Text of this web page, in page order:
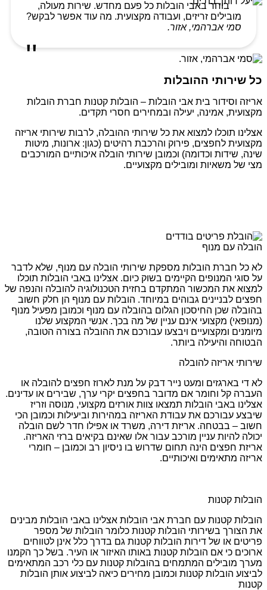
בוחר באבי הובלות כל פעם מחדש. שירות מעולה,
מובילים זריזים, ועבודה מקצועית. מה עוד אפשר לבקש?
סמי אברהמי, אזור.
כל שירותי ההובלות
אריזה וסידור בית אבי הובלות – הובלות קטנות חברת הובלות
מקצועית, אמינה, יעילה ובמחירים חסרי תקדים.
אצלינו תוכלו למצוא את כל שירותי ההובלה, לרבות שירותי אריזה
מקצועית לחפצים, פירוק והרכבת רהיטים (כגון: ארונות, מיטות
שינה, שידות וכדומה) וכמובן שירותי הובלה איכותיים המורכבים
מצי של משאיות ומובילים מקצועיים.
הובלה עם מנוף
לא כל חברת הובלות מספקת שירותי הובלה עם מנוף, שלא לדבר
על סוגי המנופים הקיימים בשוק כיום. אצלינו באבי הובלות תוכלו
למצוא את המכשור המתקדם בחזית הטכנולוגיה להובלה והנפה של
חפצים לבניינים גבוהים במיוחד. הובלות עם מנוף הן חלק חשוב
בהובלה שכן החיסכון הגלום בהובלה עם מנוף וכמובן מפעיל מנוף
(מנופאי) מקצועי אינם עניין של מה בכך. אנשי המקצוע שלנו
מיומנים ומקצועיים ויבצעו עבורכם את ההובלה בצורה הטובה,
הבטוחה והיעילה ביותר.
שירותי אריזה להובלה
לא די בארגזים ומעט נייר דבק על מנת לארוז חפצים להובלה או
העברה קל וחומר אם מדובר בחפצים יקרי ערך, שבירים או עדינים.
אצלינו באבי הובלות תמצאו צוות אורזים מקצועי, מנוסה וזריז
שיבצע עבורכם את עבודת האריזה במהירות וביעילות וכמובן הכי
חשוב – בבטחה. אריזת דירה, משרד או אפילו חדר לשם הובלה
יכולה להיות עניין מורכב עבור אלו שאינם בקיאים ברזי האריזה.
אריזת חפצים הינה תחום שדרוש בו ניסיון רב וכמובן – חומרי
אריזה מתאימים ואיכותיים.
הובלות קטנות
הובלות קטנות עם חברת אבי הובלות אצלינו באבי הובלות מבינים
את הצורך בשירותי הובלות קטנות כלומר הובלות של מספר
פריטים או של דירות הובלות קטנות גם בדרך כלל אינן לטווחים
ארוכים כי אם הובלות קטנות באותו האיזור או העיר. בשל כך הקמנו
מערך מובילים המתמחים בהובלות קטנות עם כלי רכב המתאימים
לביצוע הובלות קטנות וכמובן מחירים כיאה לביצוע אותן הובלות
קטנות